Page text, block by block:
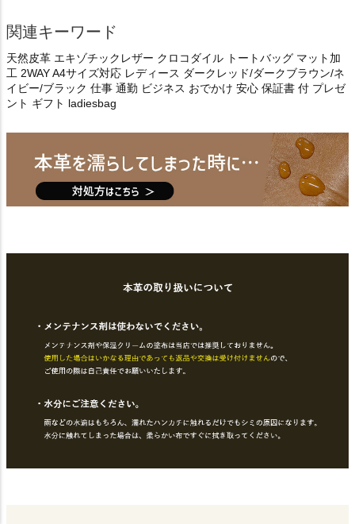
関連キーワード
天然皮革 エキゾチックレザー クロコダイル トートバッグ マット加
工 2WAY A4サイズ対応 レディース ダークレッド/ダークブラウン/ネ
イビー/ブラック 仕事 通勤 ビジネス おでかけ 安心 保証書 付 プレゼ
ント ギフト ladiesbag